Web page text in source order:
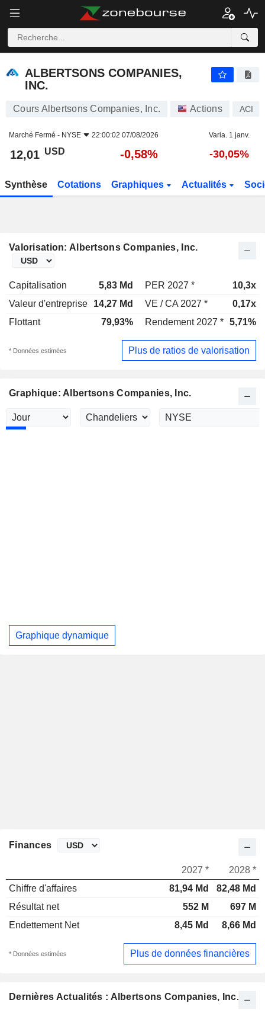
ALBERTSONS COMPANIES,
INC.
Cours Albertsons Companies, Inc. Actions ACI
Marché Fermé - NYSE 22:00:02 07/08/2026 Varia. 1 janv.
12,01 USD -0,58% -30,05%
Synthèse Cotations Graphiques Actualités
Valorisation: Albertsons Companies, Inc.
Capitalisation 5,83 Md PER 2027 *
10,3x
Valeur d'entreprise
14,27 Md VE / CA 2027 *
0,17x
Flottant
79,93% Rendement 2027 * 5,71%
* Données estimées Plus de ratios de valorisation
Graphique: Albertsons Companies, Inc.
Graphique dynamique
Dernières Actualités : Albertsons Companies, Inc.
Finances
2027 *
2028 *
Chiffre d'affaires
81,94 Md
82,48 Md
Résultat net
552 M
697 M
Endettement Net
8,45 Md 8,66 Md
* Données estimées Plus de données financières